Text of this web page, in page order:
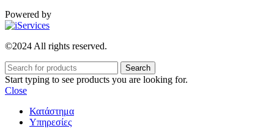
Powered by
©2024 All rights reserved.
Search
Start typing to see products you are looking for.
Close
Κατάστημα
Υπηρεσίες